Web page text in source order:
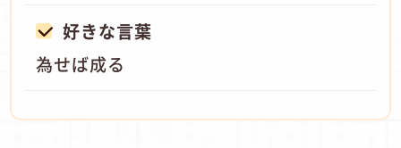
好きな言葉
為せば成る